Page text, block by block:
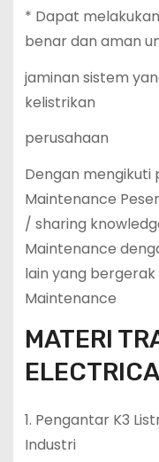
* Dapat
benar dan aman
jaminan sistem
kelistrikan
perusahaan
Dengan
Maintenance
/ sharing
Maintenance
lain yang
Maintenance
MATERI
1. Pengantar K3
Industri